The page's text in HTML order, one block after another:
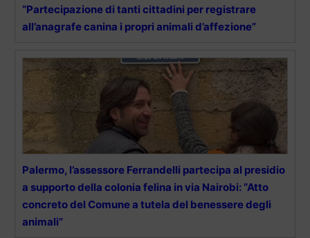
“Partecipazione di tanti cittadini per registrare
all’anagrafe canina i propri animali d’affezione”
Palermo, l’assessore Ferrandelli partecipa al presidio
a supporto della colonia felina in via Nairobi: “Atto
concreto del Comune a tutela del benessere degli
animali”